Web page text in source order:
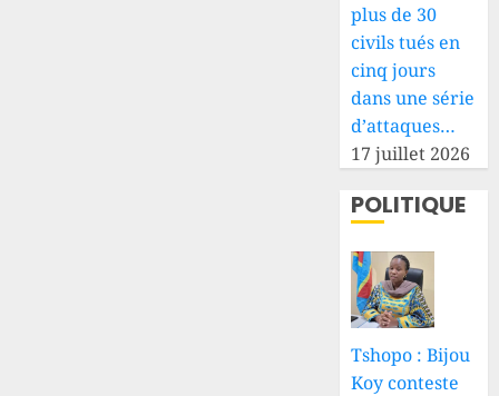
plus de 30
civils tués en
cinq jours
dans une série
d’attaques…
17 juillet 2026
POLITIQUE
Tshopo : Bijou
Koy conteste